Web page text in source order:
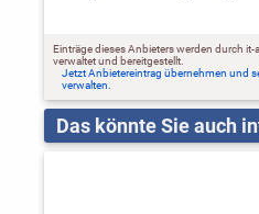
Einträge dieses Anbieters werden durch it-
verwaltet und bereitgestellt.
Jetzt Anbietereintrag übernehmen und
verwalten.
Das könnte Sie auch